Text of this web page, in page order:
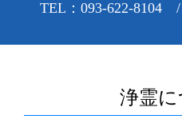
TEL：093-622-8104
浄霊に